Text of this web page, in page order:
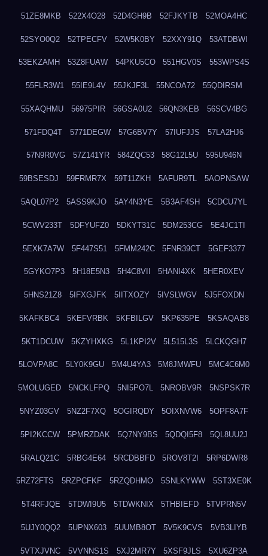
51ZE8MKB 522X4O28 52D4GH9B 52FJKYTB 52MOA4HC
52SYO0Q2 52TPECFV 52W5K0BY 52XXY91Q 53ATDBWI
53EKZAMH 53Z8FUAW 54PKU5CO 551HGV0S 553WPS4S
55FLR3W1 55IE9L4V 55JKJF3L 55NCOA72 55QDIRSM
55XAQHMU 56975PIR 56GSA0U2 56QN3KEB 56SCV4BG
571FDQ4T 5771DEGW 57G6BV7Y 57IUFJJS 57LA2HJ6
57N9R0VG 57Z141YR 584ZQC53 58G12L5U 595U946N
59BSESDJ 59FRMR7X 59T11ZKH 5AFUR9TL 5AOPNSAW
5AQL07P2 5ASS9KJO 5AY4N3YE 5B3AF4SH 5CDCU7YL
5CWV233T 5DFYUFZ0 5DKYT31C 5DM253CG 5E4JC1TI
5EXK7A7W 5F447S51 5FMM242C 5FNR39CT 5GEF3377
5GYKO7P3 5H18E5N3 5H4C8VII 5HANI4XK 5HER0XEV
5HNS21Z8 5IFXGJFK 5IITXOZY 5IVSLWGV 5J5FOXDN
5KAFKBC4 5KEFVRBK 5KFBILGV 5KP635PE 5KSAQAB8
5KT1DCUW 5KZYHXKG 5L1KPI2V 5L515L3S 5LCKQGH7
5LOVPA8C 5LY0K9GU 5M4U4YA3 5M8JMWFU 5MC4C6M0
5MOLUGED 5NCKLFPQ 5NI5PO7L 5NROBV9R 5NSPSK7R
5NYZ03GV 5NZ2F7XQ 5OGIRQDY 5OIXNVW6 5OPF8A7F
5PI2KCCW 5PMRZDAK 5Q7NY9BS 5QDQI5F8 5QL8UU2J
5RALQ21C 5RBG4E64 5RCDBBFD 5ROV8T2I 5RP6DWR8
5RZ72FTS 5RZPCFKF 5RZQDHMO 5SNLKYWW 5ST3XE0K
5T4RFJQE 5TDWI9U5 5TDWKNIX 5THBIEFD 5TVPRN5V
5UJY0QQ2 5UPNX603 5UUMB8OT 5V5K9CVS 5VB3LIYB
5VTXJVNC 5VVNNS1S 5XJ2MR7Y 5XSF9JLS 5XU6ZP3A